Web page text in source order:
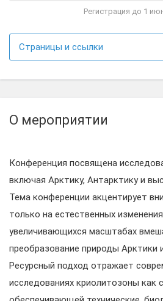
Регистрация до 1
Страницы и ссылки
О мероприятии
Конференция посвящена
включая Арктику, Антарктику и
Тема конференции акцентирует
только на естественных
увеличивающихся масштабах
преобразование природы Арктики
Ресурсный подход отражает
исследованиях криолитозоны как